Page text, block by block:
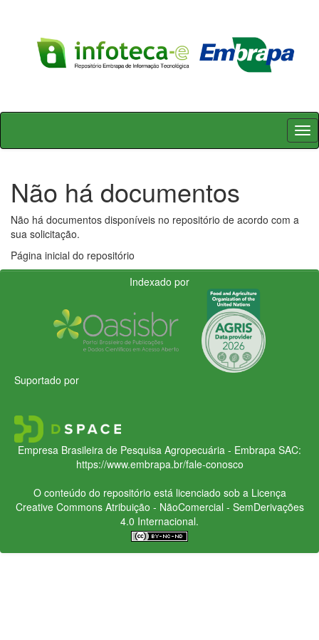
Skip
Não há documentos
Não há documentos disponíveis no repositório de acordo com a
sua solicitação.
Página inicial do repositório
Indexado por
Suportado por
Empresa Brasileira de Pesquisa Agropecuária - Embrapa SAC:
https://www.embrapa.br/fale-conosco
O conteúdo do repositório está licenciado sob a Licença
Creative CommonsAtribuição - NãoComercial - SemDerivações
4.0 Internacional.